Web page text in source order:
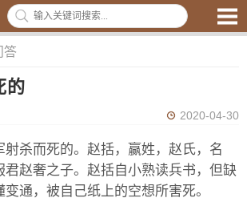
答
的
2020-04-30
射杀而死的。赵括，赢姓，赵氏，名
君赵奢之子。赵括自小熟读兵书，但缺
通，被自己纸上的空想所害死。